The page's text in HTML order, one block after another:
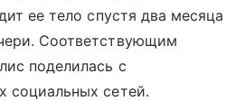
ее тело спустя два месяца
Соответствующим
поделилась с
социальных сетей.